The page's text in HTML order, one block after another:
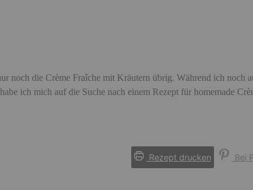
noch die Crème Fraîche mit Kräutern übrig. Während ich noch
ich mich auf die Suche nach einem Rezept für homemade
Rezept drucken Bei